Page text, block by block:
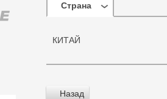
Страна
КИТАЙ
Назад